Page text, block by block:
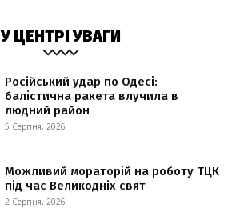
У ЦЕНТРІ УВАГИ
Російський удар по Одесі:
балістична ракета влучила в
людний район
5 Серпня, 2026
Можливий мораторій на роботу ТЦК
під час Великодніх свят
2 Серпня, 2026